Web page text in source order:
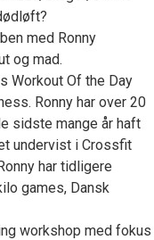
med Ronny
og mad.
Workout Of the Day
Ronny har over 20
sidste mange år haft
undervist i Crossfit
har tidligere
games, Dansk
workshop med fokus